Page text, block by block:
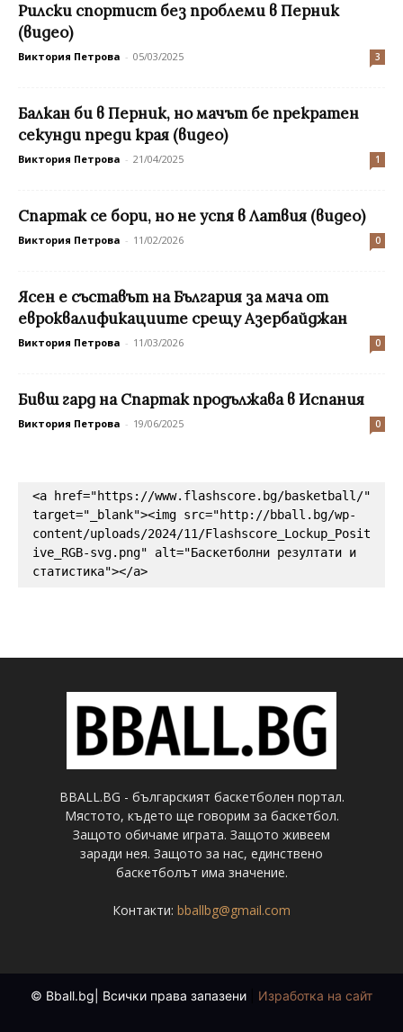
Рилски спортист без проблеми в Перник
(видео)
Виктория Петрова - 05/03/2025 3
Балкан би в Перник, но мачът бе прекратен
секунди преди края (видео)
Виктория Петрова - 21/04/2025 1
Спартак се бори, но не успя в Латвия (видео)
Виктория Петрова - 11/02/2026 0
Ясен е съставът на България за мача от
евроквалификациите срещу Азербайджан
Виктория Петрова - 11/03/2026 0
Бивш гард на Спартак продължава в Испания
Виктория Петрова - 19/06/2025 0
<a href="https://www.flashscore.bg/basketball/"
target="_blank"><img src="http://bball.bg/wp-
content/uploads/2024/11/Flashscore_Lockup_Posit
ive_RGB-svg.png" alt="Баскетболни резултати и
статистика"></a>
BBALL.BG - българският баскетболен портал.
Мястото, където ще говорим за баскетбол.
Защото обичаме играта. Защото живеем
заради нея. Защото за нас, единствено
баскетболът има значение.
Контакти: bballbg@gmail.com
© Bball.bg| Всички права запазени Изработка на сайт